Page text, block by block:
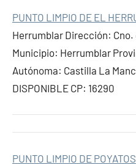
PUNTO LIMPIO DE EL
Herrumblar Dirección:
Municipio: Herrumblar
Autónoma: Castilla La
DISPONIBLE CP: 16290
PUNTO LIMPIO DE POYATOS